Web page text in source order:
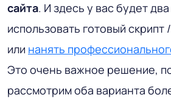
сайта. И здесь у вас будет
использовать готовый
или нанять
Это очень важное решение,
рассмотрим оба варианта